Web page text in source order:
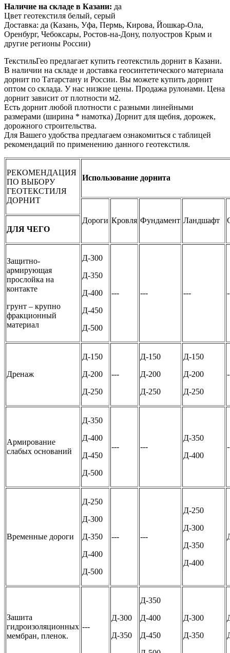
Наличие на складе в Казани: да
Цвет геотекстиля белый, серый
Доставка: да (Казань, Уфа, Пермь, Кирова, Йошкар-Ола,
Оренбург, Чебоксары, Ростов-на-Дону, полуостров Крым и
другие регионы России)
ТекстильГео предлагает купить геотекстиль дорнит в Казани.
В наличии на складе и доставка геосинтетического материала
дорнит по Татарстану и России. Вы можете купить дорнит
оптом со склада. У нас низкие цены. Продажа рулонами. Цена
дорнит зависит от плотности м2.
Есть дорнит любой плотности с разными линейными
размерами (ширина * намотка) Дорнит для щебня, дорожек,
дорожного строительства.
Для Вашего удобства предлагаем ознакомиться с таблицей
рекомендаций по применению данного геотекстиля.
РЕКОМЕНДАЦИЯ
ПО ВЫБОРУ
ГЕОТЕКСТИЛЯ
ДОРНИТ
Использование дорнита
Дороги Кровля Фундамент Ландшафт
ДЛЯ ЧЕГО
Защитно-
армирующая
прослойка на
контакте
грунт – крупно
фракционный
материал
Д-300
Д-350
Д-400
Д-450
Д-500
--- --- ---
Дренаж
Д-150
Д-200
Д-250
---
Д-150
Д-200
Д-250
Д-150
Д-200
Д-250
Армирование
слабых оснований
Д-350
Д-400
Д-450
Д-500
--- ---
Д-350
Д-400
Временные дороги
Д-250
Д-300
Д-350
Д-400
Д-500
--- ---
Д-250
Д-300
Д-350
Д-400
Зашита
гидроизоляционных
мембран, пленок.
---
Д-300
Д-350
Д-350
Д-400
Д-450
Д-300
Д-350